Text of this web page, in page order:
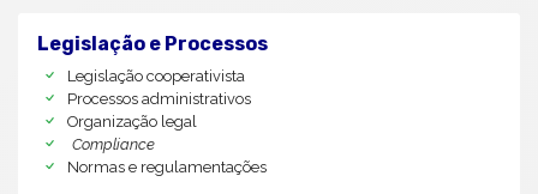
Legislação e Processos
Legislação cooperativista
Processos administrativos
Organização legal
Compliance
Normas e regulamentações